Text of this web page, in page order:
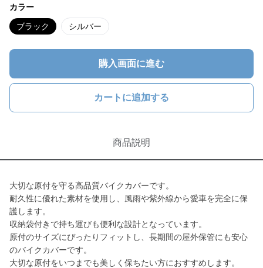
カラー
ブラック シルバー
購入画面に進む
カートに追加する
商品説明
大切な原付を守る高品質バイクカバーです。
耐久性に優れた素材を使用し、風雨や紫外線から愛車を完全に保
護します。
収納袋付きで持ち運びも便利な設計となっています。
原付のサイズにぴったりフィットし、長期間の屋外保管にも安心
のバイクカバーです。
大切な原付をいつまでも美しく保ちたい方におすすめします。